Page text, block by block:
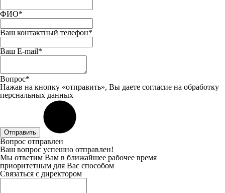
ФИО*
Ваш контактный телефон*
Ваш E-mail*
Вопрос*
Нажав на кнопку «отправить», Вы даете согласие на обработку
перснальных данных
Отправить
Вопрос отправлен
Ваш вопрос успешно отправлен!
Мы ответим Вам в ближайшее рабочее время
приоритетным для Вас способом
Связаться с директором